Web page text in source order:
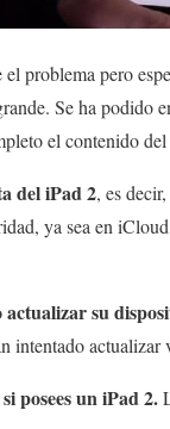
problema pero
Se ha podido
el contenido
del iPad 2, es
ya sea en
su
intentado
posees un iPad 2.